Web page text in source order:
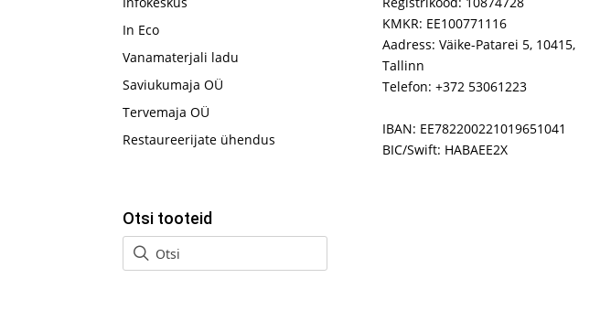
In Eco
Vanamaterjali ladu
Saviukumaja OÜ
Tervemaja OÜ
Restaureerijate ühendus
Otsi tooteid
KMKR: EE100771116
Aadress: Väike-Patarei 5, 10415,
Tallinn
Telefon: +372 53061223
IBAN: EE782200221019651041
BIC/Swift: HABAEE2X